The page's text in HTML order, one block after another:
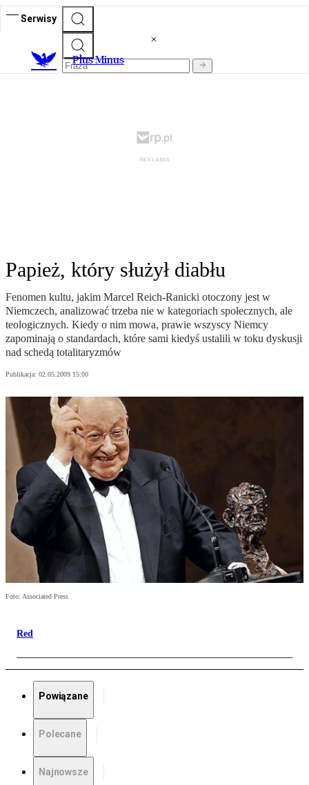
Serwisy
Plus Minus
Papież, który służył diabłu
Fenomen kultu, jakim Marcel Reich-Ranicki otoczony jest w
Niemczech, analizować trzeba nie w kategoriach społecznych, ale
teologicznych. Kiedy o nim mowa, prawie wszyscy Niemcy
zapominają o standardach, które sami kiedyś ustalili w toku dyskusji
nad schedą totalitaryzmów
Publikacja: 02.05.2009 15:00
Foto: Associated Press
Red
Powiązane
Polecane
Najnowsze